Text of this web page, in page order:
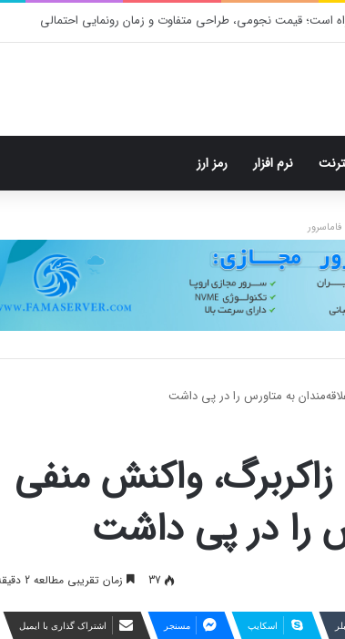
هر پست فقط پنج هشتگ
نرم افزار رمز ارز
فاماسرور
به متاورس را در پی داشت
زاکربرگ، واکنش منفی
را در پی داشت
37 زمان تقریبی مطالعه 2 دقیقه
اسکایپ مسنجر اشتراک گذاری با ایمیل